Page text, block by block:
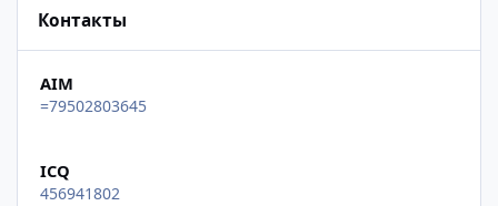
Контакты
AIM
=79502803645
ICQ
456941802